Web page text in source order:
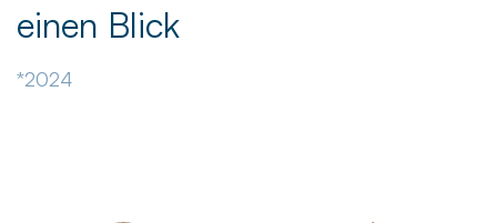
einen Blick
*2024